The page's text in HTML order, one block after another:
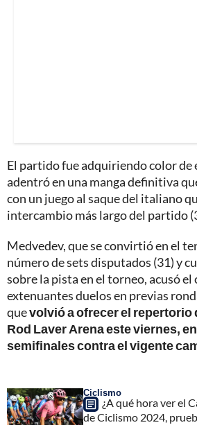
El partido fue adquiriendo color de
adentró en una manga definitiva
con un juego al saque del italiano
intercambio más largo del partido
Medvedev, que se convirtió en el
número de sets disputados (31) y
sobre la pista en el torneo, acusó el
extenuantes duelos en previas
quevolvió a ofrecer el repertorio
Rod Laver Arena este viernes,
semifinales contra el vigente
Ciclismo
¿A qué hora ver el
de Ciclismo 2024,